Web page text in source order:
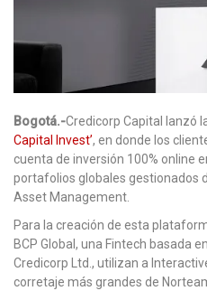
Bogotá.-Credicorp Capital lanzó
Capital Invest’, en donde los
cuenta de inversión 100% online
portafolios globales gestionados
Asset Management.
Para la creación de esta
BCP Global, una Fintech basada
Credicorp Ltd., utilizan a
corretaje más grandes de